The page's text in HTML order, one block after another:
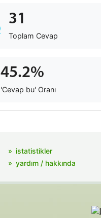
31
Toplam Cevap
45.2%
'Cevap bu' Oranı
istatistikler
yardım / hakkında